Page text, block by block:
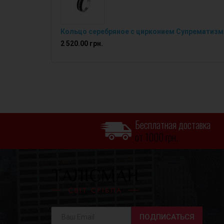
Кольцо серебряное с цирконием
2 520.00 грн.
Бесплатная доставка
от 1000 грн.
ПОДПИСАТЬСЯ